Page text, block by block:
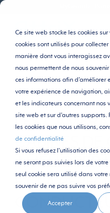
Ce site web stocke les cookies
cookies sont utilisés pour
manière dont vous interagissez
nous permettent de nous
ces informations afin d'améliorer
votre expérience de navigation,
et les indicateurs concernant nos
site web et sur d'autres supports.
les cookies que nous utilisons,
de confidentialité
Si vous refusez l'utilisation des
ne seront pas suivies lors de votre
seul cookie sera utilisé dans
souvenir de ne pas suivre vos
Accepter
LES
CABINES DE
AMÉLIORER
ET LA